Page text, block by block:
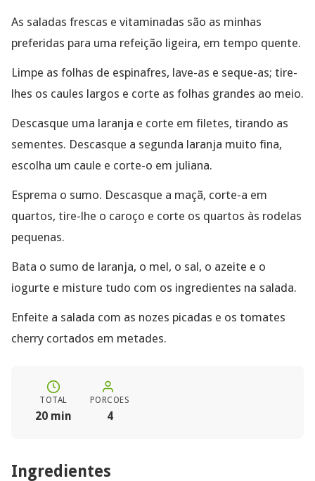
As saladas frescas e vitaminadas são as minhas
preferidas para uma refeição ligeira, em tempo quente.
Limpe as folhas de espinafres, lave-as e seque-as; tire-
lhes os caules largos e corte as folhas grandes ao meio.
Descasque uma laranja e corte em filetes, tirando as
sementes. Descasque a segunda laranja muito fina,
escolha um caule e corte-o em juliana.
Esprema o sumo. Descasque a maçã, corte-a em
quartos, tire-lhe o caroço e corte os quartos às rodelas
pequenas.
Bata o sumo de laranja, o mel, o sal, o azeite e o
iogurte e misture tudo com os ingredientes na salada.
Enfeite a salada com as nozes picadas e os tomates
cherry cortados em metades.
TOTAL
20 min
PORCOES
4
Ingredientes